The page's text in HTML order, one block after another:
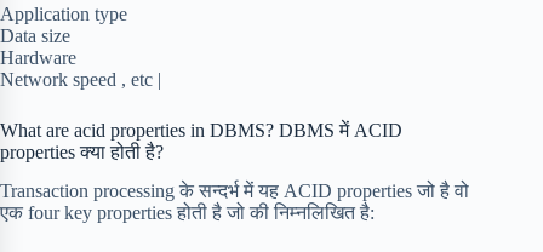
Application type
Data size
Hardware
Network speed , etc |
What are acid properties in DBMS? DBMS में ACID
properties क्या होती है?
Transaction processing के सन्दर्भ में यह ACID properties जो है वो
एक four key properties होती है जो की निम्नलिखित है: